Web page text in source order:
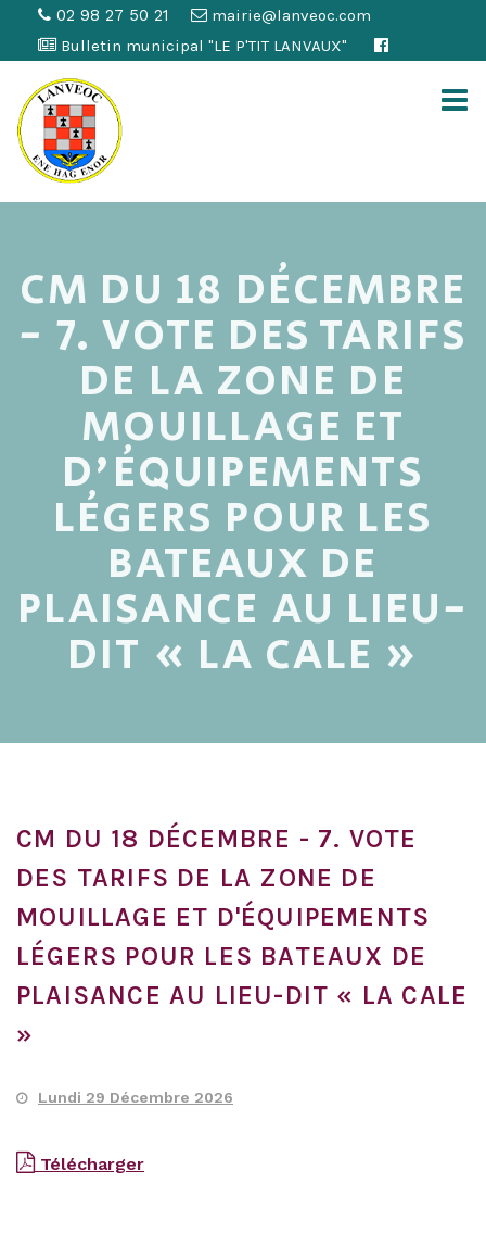
02 98 27 50 21
mairie@lanveoc.com
Bulletin municipal "LE P'TIT LANVAUX"
CM DU 18 DÉCEMBRE
- 7. VOTE DES TARIFS
DE LA ZONE DE
MOUILLAGE ET
D'ÉQUIPEMENTS
LÉGERS POUR LES
BATEAUX DE
PLAISANCE AU LIEU-
DIT « LA CALE »
CM DU 18 DÉCEMBRE - 7. VOTE
DES TARIFS DE LA ZONE DE
MOUILLAGE ET D'ÉQUIPEMENTS
LÉGERS POUR LES BATEAUX DE
PLAISANCE AU LIEU-DIT « LA CALE
»
Lundi 29 Décembre 2026
Télécharger